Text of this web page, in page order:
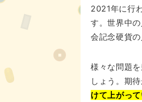
2021年に行
す。世界中
会記念硬貨の
様々な問題
しょう。期待
けて上がっ